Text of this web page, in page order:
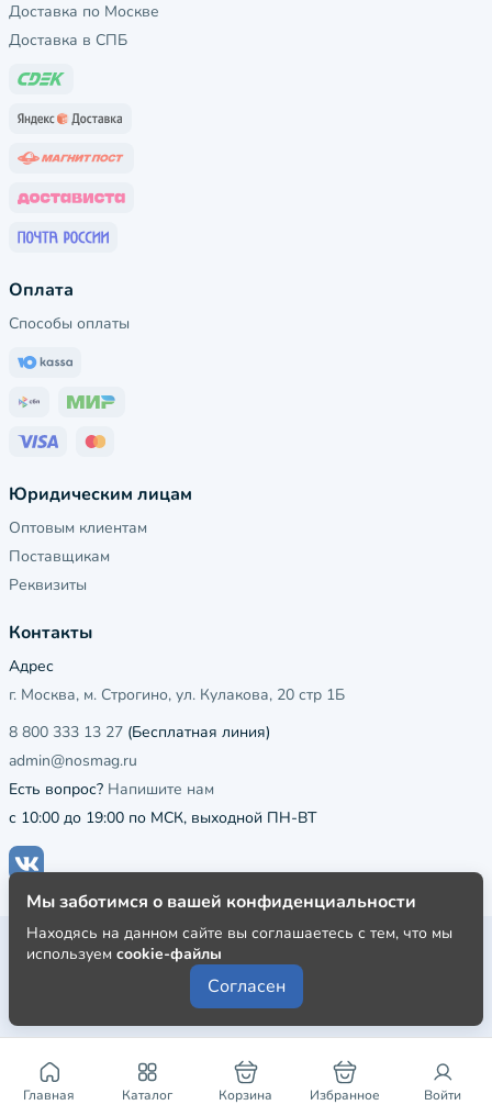
Главная Каталог Корзина Избранное Войти
Доставка по Москве
Доставка в СПБ
Оплата
Способы оплаты
Юридическим лицам
Оптовым клиентам
Поставщикам
Реквизиты
Контакты
Адрес
г. Москва, м. Строгино, ул. Кулакова, 20 стр 1Б
8 800 333 13 27 (Бесплатная линия)
admin@nosmag.ru
Есть вопрос? Напишите нам
с 10:00 до 19:00 по МСК, выходной ПН-ВТ
Публичная оферта
Пользовательское соглашение
Политика конфиденциальности
Мы заботимся о вашей конфиденциальности
Находясь на данном сайте вы соглашаетесь с тем, что мы
используем cookie-файлы
Согласен